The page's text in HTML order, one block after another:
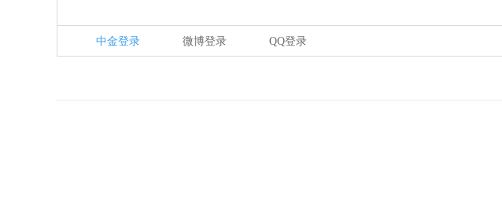
中金登录 微博登录 QQ登录